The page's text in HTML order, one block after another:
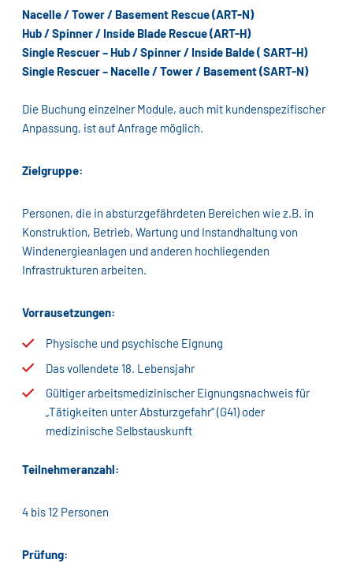
Nacelle / Tower / Basement Rescue (ART-N)
Hub / Spinner / Inside Blade Rescue (ART-H)
Single Rescuer – Hub / Spinner / Inside Balde ( SART-H)
Single Rescuer – Nacelle / Tower / Basement (SART-N)
Die Buchung einzelner Module, auch mit kundenspezifischer
Anpassung, ist auf Anfrage möglich.
Zielgruppe:
Personen, die in absturzgefährdeten Bereichen wie z.B. in
Konstruktion, Betrieb, Wartung und Instandhaltung von
Windenergieanlagen und anderen hochliegenden
Infrastrukturen arbeiten.
Vorrausetzungen:
Physische und psychische Eignung
Das vollendete 18. Lebensjahr
Gültiger arbeitsmedizinischer Eignungsnachweis für
„Tätigkeiten unter Absturzgefahr“ (G41) oder
medizinische Selbstauskunft
Teilnehmeranzahl:
4 bis 12 Personen
Prüfung: